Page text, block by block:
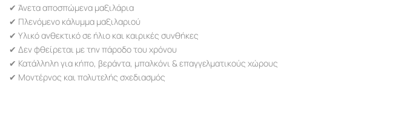
✔ Άνετα αποσπώμενα μαξιλάρια
✔ Πλενόμενο κάλυμμα μαξιλαριού
✔ Υλικό ανθεκτικό σε ήλιο και καιρικές συνθήκες
✔ Δεν φθείρεται με την πάροδο του χρόνου
✔ Κατάλληλη για κήπο, βεράντα, μπαλκόνι & επαγγελματικούς χώρους
✔ Μοντέρνος και πολυτελής σχεδιασμός